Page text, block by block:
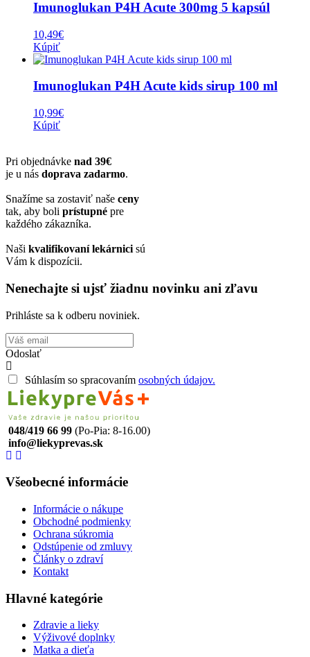
Imunoglukan P4H Acute 300mg 5 kapsúl
10,49€
Kúpiť
Imunoglukan P4H Acute kids sirup 100 ml
10,99€
Kúpiť
Pri objednávke nad 39€
je u nás doprava zadarmo.
Snažíme sa zostaviť naše ceny
tak, aby boli prístupné pre
každého zákazníka.
Naši kvalifikovaní lekárnici sú
Vám k dispozícii.
Nenechajte si ujsť žiadnu novinku ani zľavu
Prihláste sa k odberu noviniek.
Odoslať
Súhlasím so spracovaním osobných údajov.
048/419 66 99 (Po-Pia: 8-16.00)
info@liekyprevas.sk
Všeobecné informácie
Informácie o nákupe
Obchodné podmienky
Ochrana súkromia
Odstúpenie od zmluvy
Články o zdraví
Kontakt
Hlavné kategórie
Zdravie a lieky
Výživové doplnky
Matka a dieťa